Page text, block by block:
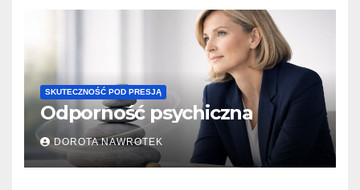
SKUTECZNOŚĆ POD PRESJĄ
Odporność psychiczna
DOROTA NAWROTEK